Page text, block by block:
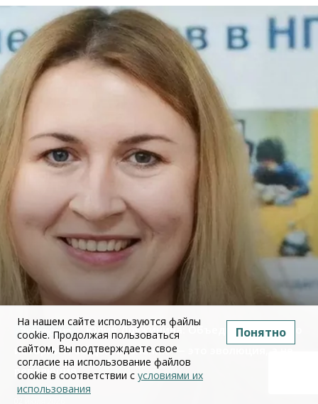
Юлия Дружинина: Объединение ЕГЭ по
истории и обществознанию — это эволюция, а не
революция
На нашем сайте используются файлы
cookie. Продолжая пользоваться
сайтом, Вы подтверждаете свое
согласие на использование файлов
cookie в соответствии с условиями их
использования
Понятно